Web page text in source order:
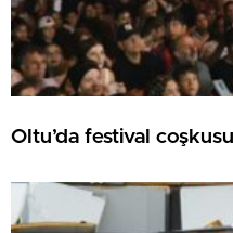
Oltu’da festival